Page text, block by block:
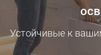
Устойчивые к